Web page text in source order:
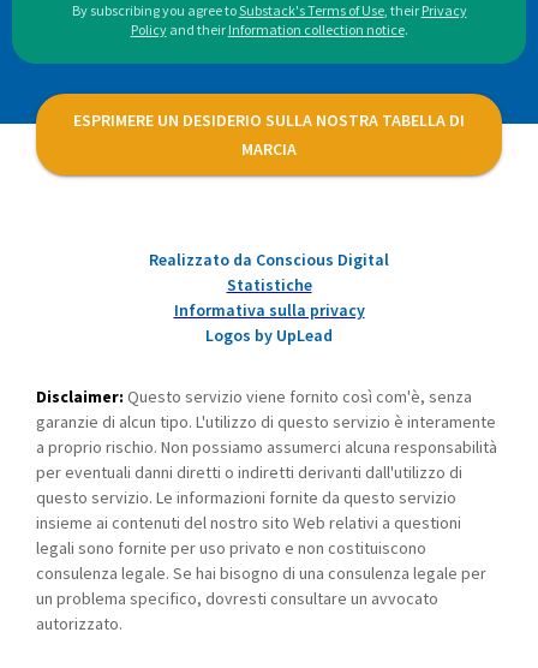
By subscribing you agree toSubstack's Terms of Use, their Privacy
Policy and their Information collection notice.
ESPRIMERE UN DESIDERIO SULLA NOSTRA TABELLA DI
MARCIA
Realizzato da Conscious Digital
Statistiche
Informativa sulla privacy
Logos by UpLead
Disclaimer: Questo servizio viene fornito così com'è, senza
garanzie di alcun tipo. L'utilizzo di questo servizio è interamente
a proprio rischio. Non possiamo assumerci alcuna responsabilità
per eventuali danni diretti o indiretti derivanti dall'utilizzo di
questo servizio. Le informazioni fornite da questo servizio
insieme ai contenuti del nostro sito Web relativi a questioni
legali sono fornite per uso privato e non costituiscono
consulenza legale. Se hai bisogno di una consulenza legale per
un problema specifico, dovresti consultare un avvocato
autorizzato.